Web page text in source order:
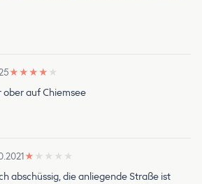
★ ★ ★ ★ ★
ober auf Chiemsee
★ ★ ★ ★ ★
abschüssig, die anliegende Straße ist